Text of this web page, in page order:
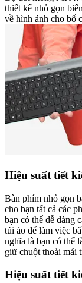
thiết kế nhỏ gọn
về hình ảnh cho bố
Hiệu suất tiết
Bàn phím nhỏ gọn
cho bạn tất cả các
bạn có thể dễ dàng
túi áo để làm việc
nghĩa là bạn có thể
giữ chuột thoải mái
Hiệu suất tiết